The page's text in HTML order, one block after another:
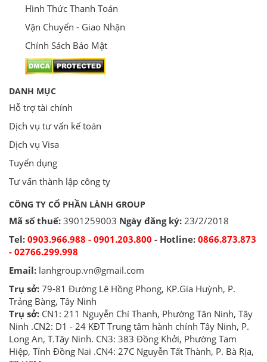
Hình Thức Thanh Toán
Vận Chuyển - Giao Nhận
Chính Sách Bảo Mật
DANH MỤC
Hỗ trợ tài chính
Dịch vụ tư vấn kế toán
Dịch vụ Visa
Tuyển dụng
Tư vấn thành lập công ty
CÔNG TY CỔ PHẦN LÀNH GROUP
Mã số thuế: 3901259003 Ngày đăng ký: 23/2/2018
Tel: 0903.966.988 - 0901.203.800 - Hotline: 0866.873.873
- 02766.299.998
Email: lanhgroup.vn@gmail.com
Trụ sở: 79-81 Đường Lê Hồng Phong, KP.Gia Huỳnh, P.
Trảng Bàng, Tây Ninh
Trụ sở: CN1: 211 Nguyễn Chí Thanh, Phường Tân Ninh, Tây
Ninh .CN2: D1 - 24 KĐT Trung tâm hành chính Tây Ninh, P.
Long An, T.Tây Ninh. CN3: 383 Đồng Khởi, Phường Tam
Hiệp, Tỉnh Đồng Nai .CN4: 27C Nguyễn Tất Thành, P. Bà Rịa,